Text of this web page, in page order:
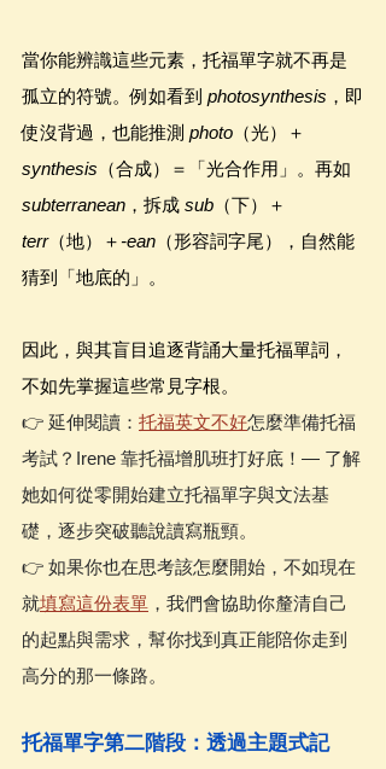
當你能辨識這些元素，托福單字就不再是
孤立的符號。例如看到 photosynthesis ，即
使沒背過，也能推測 photo （光）＋
synthesis （合成）＝「光合作用」。再如
subterranean ，拆成 sub （下）＋
terr（地）＋-ean （形容詞字尾），自然能
猜到「地底的」。
因此，與其盲目追逐背誦大量托福單詞，
不如先掌握這些常見字根。
👉 延伸閱讀： 托福英文不好怎麼準備托福
考試？Irene 靠托福增肌班打好底！— 了解
她如何從零開始建立托福單字與文法基
礎，逐步突破聽說讀寫瓶頸。
👉 如果你也在思考該怎麼開始，不如現在
就填寫這份表單 ，我們會協助你釐清自己
的起點與需求，幫你找到真正能陪你走到
高分的那一條路。
托福單字第二階段：透過主題式記